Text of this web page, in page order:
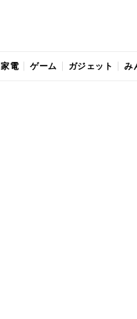
家電 ゲーム ガジェット み